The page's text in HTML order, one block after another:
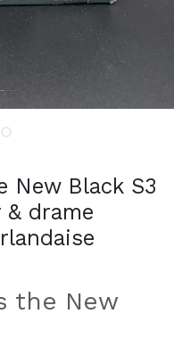
New Black S3
drame
the New